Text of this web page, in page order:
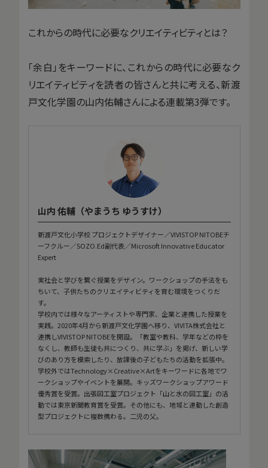
これからの時代に必要なクリエイティビティとは？
「余白」をキーワードに、これからの時代に必要なク
リエイティビティを読者の皆さんと共に考える、新渡
戸文化学園の山内佑輔さんによる連載第3弾です。
山内 佑輔（やまうち ゆうすけ）
新渡戸文化小学校 プロジェクトデザイナー／VIVISTOP NITOBEチ
ーフクルー／SOZO.Ed副代表／Microsoft Innovative Educator
Expert
実社会と学びを繋ぐ授業をデザイン。ワークショップの手法をも
ちいて、子供たちのクリエイティビティを育む環境をつくりだ
す。
学校内では様々なアーティストや専門家、企業と連携した授業を
実践。2020年4月から新渡戸文化学園へ移り、VIVITA株式会社と
連携しVIVISTOP NITOBEを開設。「教室や教科、学年などの枠を
なくし、教師も生徒も共につくり、共に学ぶ」を掲げ、新しい学
びのあり方を模索したり、放課後の子どもたちの活動を拡張中。
学校外ではTechnology×Creative×Artをキーワードに各地でワ
ークショップやイベントを展開。キッズワークショップアワード
優秀賞を受賞。出張図工室プロジェクト「山と水の図工室」の活
動では東京新聞教育賞を受賞。その他にも、地域と連動した創造
型プロジェクトに複数携わる。二児の父。